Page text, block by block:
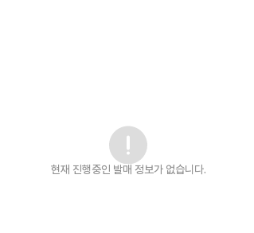
현재 진행중인 발매 정보가 없습니다.